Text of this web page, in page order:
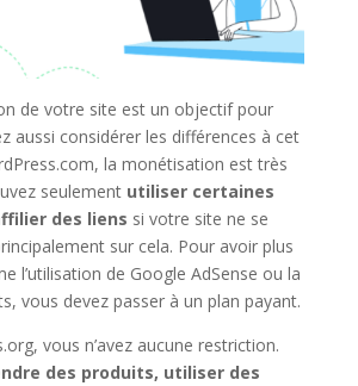
de votre site est un objectif pour
aussi considérer les différences à cet
la monétisation est très
seulement utiliser certaines
des liens si votre site ne se
sur cela. Pour avoir plus
l’utilisation de Google AdSense ou la
vous devez passer à un plan payant.
vous n’avez aucune restriction.
des produits, utiliser des